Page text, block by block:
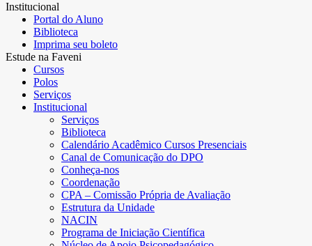
Institucional
Portal do Aluno
Biblioteca
Imprima seu boleto
Estude na Faveni
Cursos
Polos
Serviços
Institucional
Serviços
Biblioteca
Calendário Acadêmico Cursos Presenciais
Canal de Comunicação do DPO
Conheça-nos
Coordenação
CPA – Comissão Própria de Avaliação
Estrutura da Unidade
NACIN
Programa de Iniciação Científica